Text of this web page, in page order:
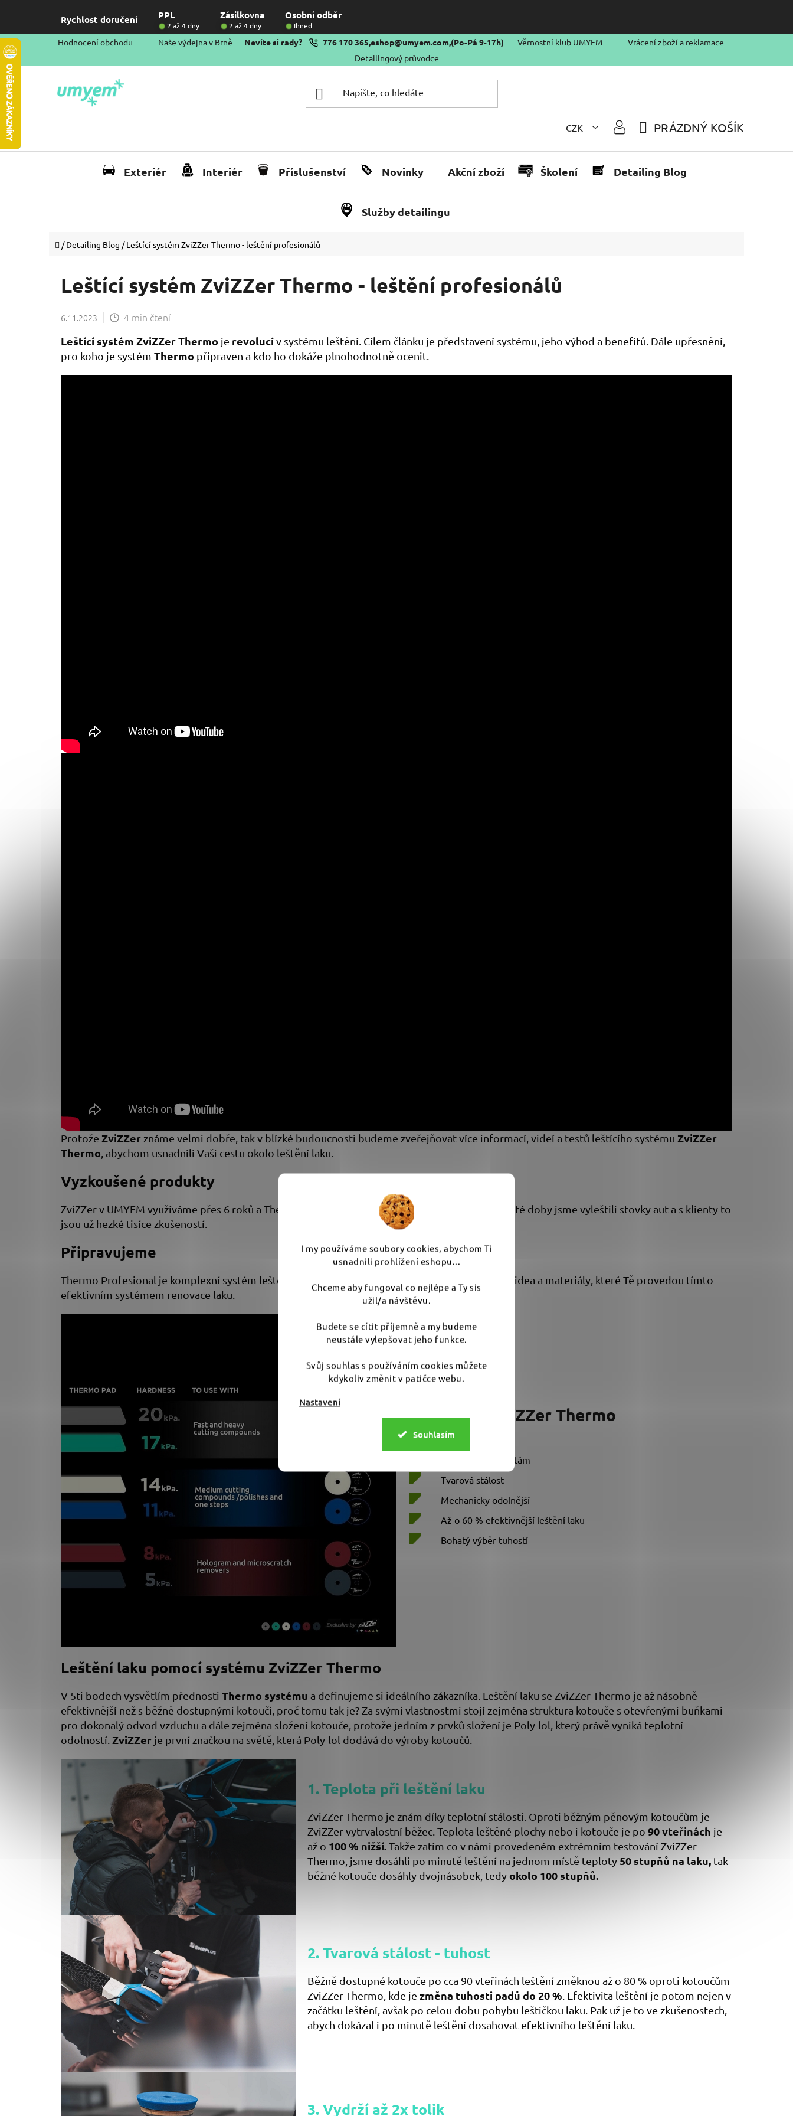
I my používáme soubory cookies, abychom Ti
usnadnili prohlížení eshopu...
Chceme aby fungoval co nejlépe a Ty sis
užil/a návštěvu.
Budete se cítit příjemně a my budeme
neustále vylepšovat jeho funkce.
Svůj souhlas s používáním cookies můžete
kdykoliv změnit v patičce webu.
Nastavení
Souhlasím
obsah
Rychlost doručení PPL Zásilkovna Osobní odběr
2 až 4 dny 2 až 4 dny Ihned
Hodnocení obchodu Naše výdejna v Brně Nevíte si rady? 776 170 365,eshop@umyem.com,(Po-Pá 9-17h) Věrnostní klub UMYEM
Vrácení zboží a reklamace
Detailingový průvodce
CZK
KOŠÍK
PRÁZDNÝ KOŠÍK
Exteriér Interiér Příslušenství Novinky Akční zboží Školení Detailing Blog
Služby detailingu
Domů
/ Detailing Blog / Leštící systém ZviZZer Thermo - leštění profesionálů
Leštící systém ZviZZer Thermo - leštění profesionálů
6.11.2023 4 min čtení
Leštící systém ZviZZer Thermo je revolucív systému leštění. Cílem článku je představení systému, jeho výhod a benefitů. Dále upřesnění,
pro koho je systém Thermo připraven a kdo ho dokáže plnohodnotně ocenit.
Protože ZviZZer známe velmi dobře, tak v blízké budoucnosti budeme zveřejňovat více informací, videí a testů leštícího systému ZviZZer
Thermo , abychom usnadnili Vaši cestu okolo leštění laku.
Vyzkoušené produkty
ZviZZer v UMYEM využíváme přes 6 roků a Thermo pady máme k dispozici cca od roku 2021, od té doby jsme vyleštili stovky aut a s klienty to
jsou už hezké tisíce zkušeností.
Připravujeme
Thermo Profesional je komplexní systém leštění, z toho důvodu připravujeme postupně nové videa a materiály, které Tě provedou tímto
efektivním systémem renovace laku.
Benefity ZviZZer Thermo
Odolný vůči teplotám
Tvarová stálost
Mechanicky odolnější
Až o 60 % efektivnější leštění laku
Bohatý výběr tuhostí
Leštění laku pomocí systému ZviZZer Thermo
V 5ti bodech vysvětlím přednosti Thermo systému a definujeme si ideálního zákazníka. Leštění laku se ZviZZer Thermo je až násobně
efektivnější než s běžně dostupnými kotouči, proč tomu tak je? Za svými vlastnostmi stojí zejména struktura kotouče s otevřenými buňkami
pro dokonalý odvod vzduchu a dále zejména složení kotouče, protože jedním z prvků složení je Poly-lol, který právě vyniká teplotní
odolností. ZviZZer je první značkou na světě, která Poly-lol dodává do výroby kotoučů.
1. Teplota při leštění laku
ZviZZer Thermo je znám díky teplotní stálosti. Oproti běžným pěnovým kotoučům je
ZviZZer vytrvalostní běžec. Teplota leštěné plochy nebo i kotouče je po90 vteřinách je
až o 100 % nižší.Takže zatím co v námi provedeném extrémním testování ZviZZer
Thermo, jsme dosáhli po minutě leštění na jednom místě teploty 50 stupňů na laku, tak
běžné kotouče dosáhly dvojnásobek, tedyokolo 100 stupňů.
2. Tvarová stálost - tuhost
Běžně dostupné kotouče po cca 90 vteřinách leštění změknou až o 80 % oproti kotoučům
ZviZZer Thermo, kde jezměna tuhosti padů do 20 % . Efektivita leštění je potom nejen v
začátku leštění, avšak po celou dobu pohybu leštičkou laku. Pak už je to ve zkušenostech,
abych dokázal i po minutě leštění dosahovat efektivního leštění laku.
3. Vydrží až 2x tolik